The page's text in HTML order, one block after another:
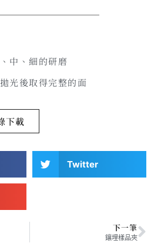
中、細的研磨
光後取得完整的面
下載
Twitter
下一筆
鑲埋樣品夾